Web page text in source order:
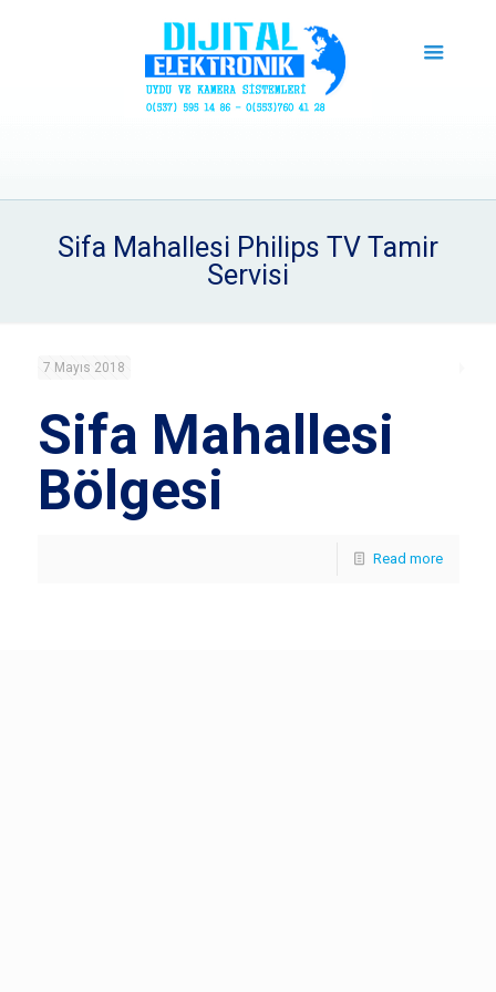
Sifa Mahallesi Philips TV Tamir
Servisi
7 Mayıs 2018
Sifa Mahallesi
Bölgesi
Read more